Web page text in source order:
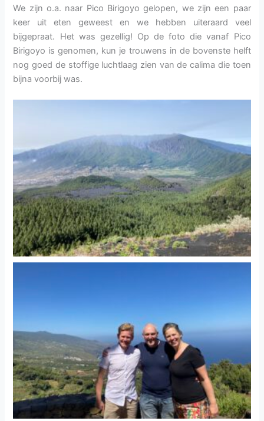
We zijn o.a. naar Pico Birigoyo gelopen, we zijn een paar
keer uit eten geweest en we hebben uiteraard veel
bijgepraat. Het was gezellig! Op de foto die vanaf Pico
Birigoyo is genomen, kun je trouwens in de bovenste helft
nog goed de stoffige luchtlaag zien van de calima die toen
bijna voorbij was.